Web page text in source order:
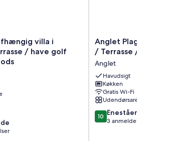
villa i
/ have golf
Anglet
Plage
/
Chambre
d'amour
/
Terrasse
/parking
Anglet
Anglet Plage /
/ Terrasse /parking
Anglet
Havudsigt
Køkken
Gratis Wi-Fi
Udendørsareal
10.0
ud
10 Enestående
3 anmeldelser